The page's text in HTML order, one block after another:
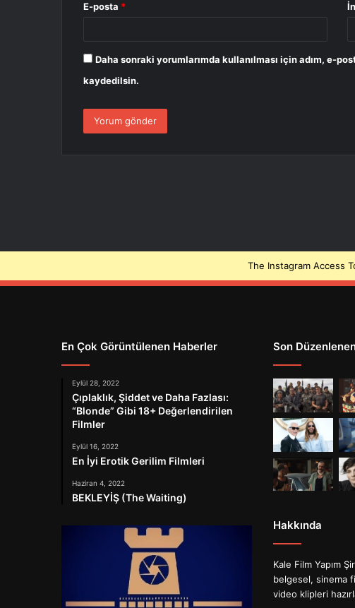
E-posta *
Daha sonraki yorumlarımda kullanılması için adım, e-
kaydedilsin.
The Instagram Access
En Çok Görüntülenen Haberler
Eylül 28, 2022
Çıplaklık, Şiddet ve Daha Fazlası:
“Blonde” Gibi 18+ Değerlendirilen
Filmler
Eylül 16, 2022
En İyi Erotik Gerilim Filmleri
Haziran 4, 2022
BEKLEYİŞ (The Waiting)
Son
Hakkında
Kale Film Yapım
belgesel, sinema
video klipleri